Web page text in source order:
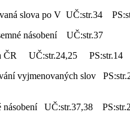
slova po V UČ:str.34
násobení UČ:str.37
ČR UČ:str.24,25 PS:str.14
vyjmenovaných slov
násobení UČ:str.37,38